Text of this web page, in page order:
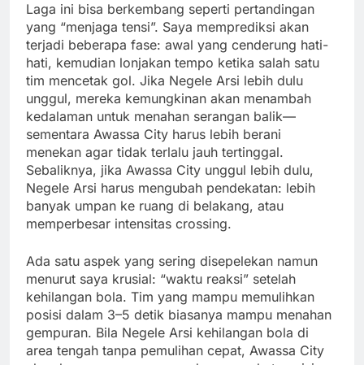
Laga ini bisa berkembang seperti pertandingan
yang “menjaga tensi”. Saya memprediksi akan
terjadi beberapa fase: awal yang cenderung hati-
hati, kemudian lonjakan tempo ketika salah satu
tim mencetak gol. Jika Negele Arsi lebih dulu
unggul, mereka kemungkinan akan menambah
kedalaman untuk menahan serangan balik—
sementara Awassa City harus lebih berani
menekan agar tidak terlalu jauh tertinggal.
Sebaliknya, jika Awassa City unggul lebih dulu,
Negele Arsi harus mengubah pendekatan: lebih
banyak umpan ke ruang di belakang, atau
memperbesar intensitas crossing.
Ada satu aspek yang sering disepelekan namun
menurut saya krusial: “waktu reaksi” setelah
kehilangan bola. Tim yang mampu memulihkan
posisi dalam 3–5 detik biasanya mampu menahan
gempuran. Bila Negele Arsi kehilangan bola di
area tengah tanpa pemulihan cepat, Awassa City